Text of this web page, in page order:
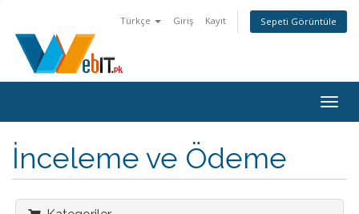
Türkçe Giriş Kayıt Sepeti Görüntüle
İnceleme ve Ödeme